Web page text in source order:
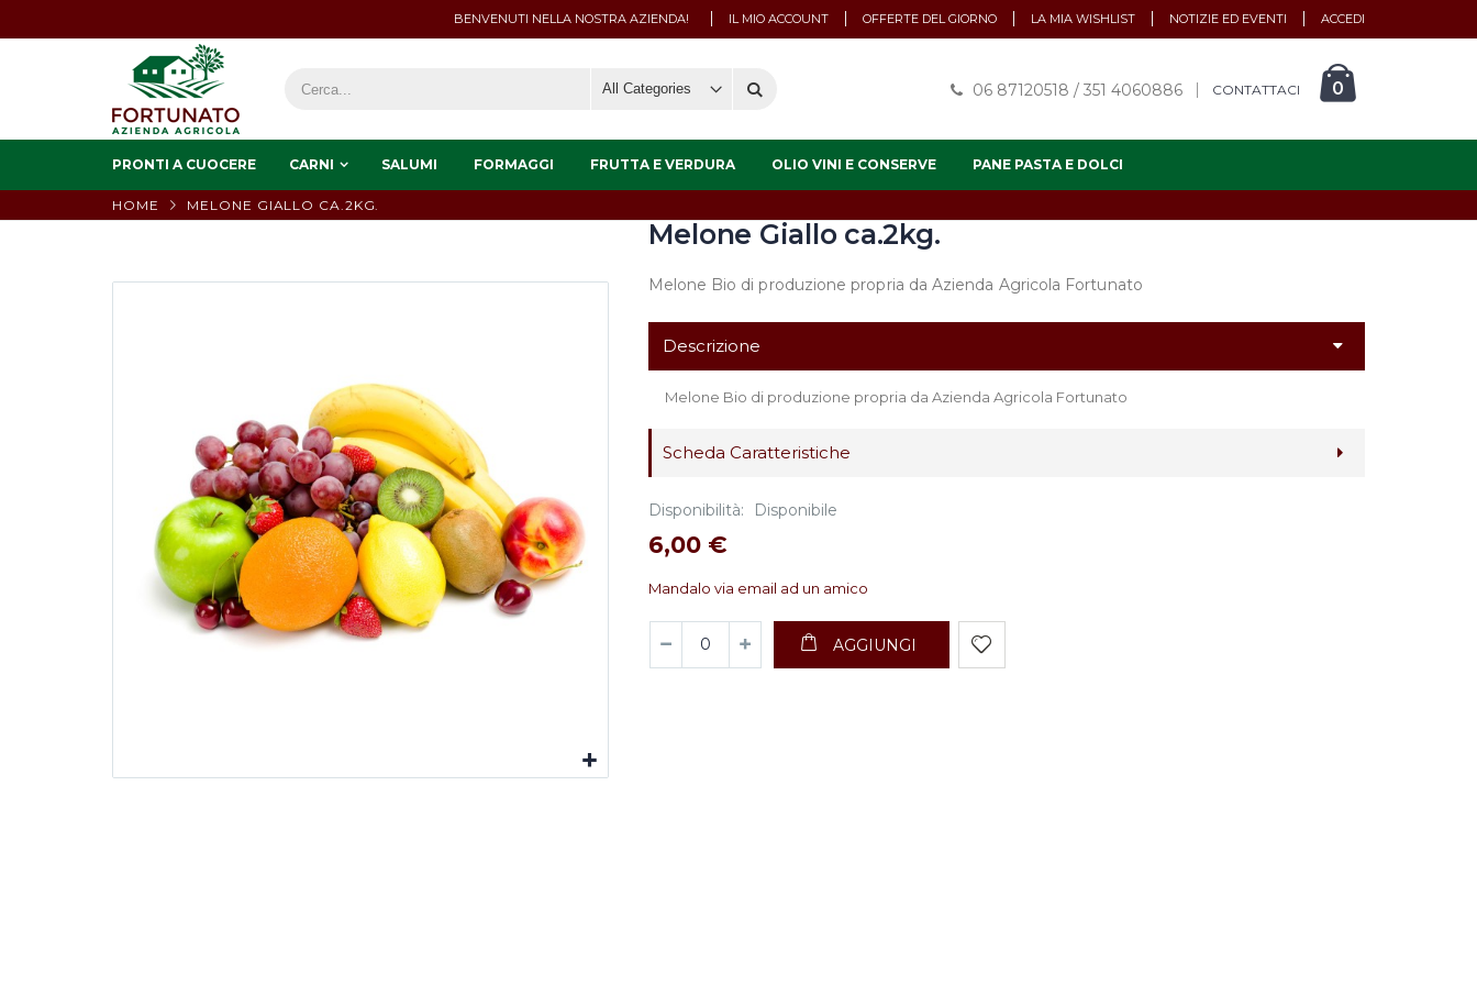
IL MIO ACCOUNT OFFERTE DEL GIORNO LA MIA WISHLIST NOTIZIE ED EVENTI ACCEDI
BENVENUTI NELLA NOSTRA AZIENDA!
06 87120518 / 351 4060886 CONTATTACI 0
PRONTI A CUOCERE CARNI SALUMI FORMAGGI FRUTTA E VERDURA OLIO VINI E CONSERVE PANE PASTA E DOLCI
HOME MELONE GIALLO CA.2KG.
Melone Giallo ca.2kg.
Melone Bio di produzione propria da Azienda Agricola Fortunato
Descrizione
Melone Bio di produzione propria da Azienda Agricola Fortunato
Scheda Caratteristiche
Disponibilità: Disponibile
6,00 €
Mandalo via email ad un amico
AGGIUNGI